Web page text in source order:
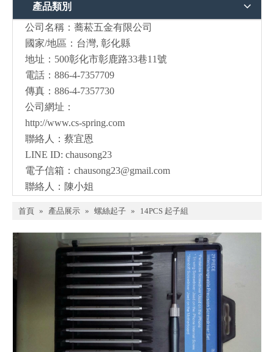
產品類別
公司名稱：蕎菘五金有限公司
國家/地區：台灣, 彰化縣
地址：500彰化市彰鹿路33巷11號
電話：886-4-7357709
傳真：886-4-7357730
公司網址：
http://www.cs-spring.com
聯絡人：蔡宜恩
LINE ID: chausong23
電子信箱： chausong23@gmail.com
聯絡人：陳小姐
首頁 » 產品展示 » 螺絲起子 » 14PCS 起子組